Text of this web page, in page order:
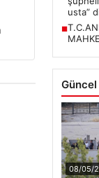
usta”
■
Güncel
08/05/